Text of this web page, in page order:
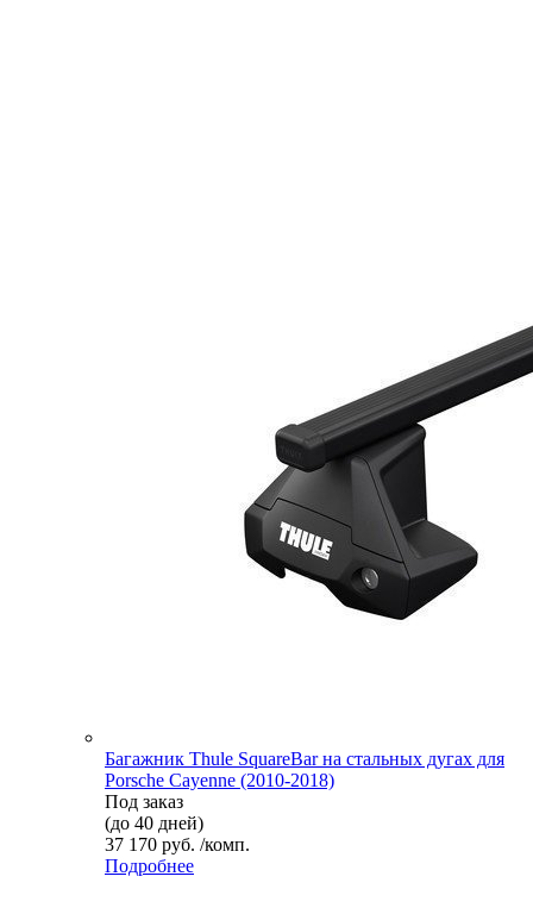
Багажник Thule SquareBar на стальных дугах для
Porsche Cayenne (2010-2018)
Под заказ
(до 40 дней)
37 170 руб. /комп.
Подробнее